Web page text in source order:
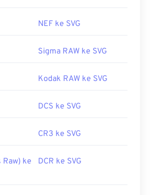
NEF ke SVG
Sigma RAW ke SVG
Kodak RAW ke SVG
DCS ke SVG
CR3 ke SVG
Raw) ke
DCR ke SVG